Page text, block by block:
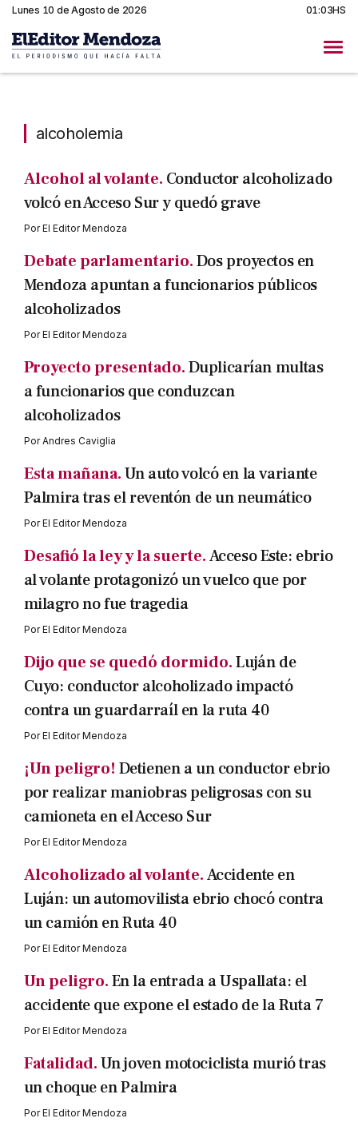
Lunes 10 de Agosto de 2026 01:03HS
alcoholemia
Alcohol al volante. Conductor alcoholizado
volcó en Acceso Sur y quedó grave
PorEl Editor Mendoza
Debate parlamentario.Dos proyectos en
Mendoza apuntan a funcionarios públicos
alcoholizados
PorEl Editor Mendoza
Proyecto presentado.Duplicarían multas
a funcionarios que conduzcan
alcoholizados
PorAndres Caviglia
Esta mañana.Un auto volcó en la variante
Palmira tras el reventón de un neumático
PorEl Editor Mendoza
Desafió la ley y la suerte.Acceso Este: ebrio
al volante protagonizó un vuelco que por
milagro no fue tragedia
PorEl Editor Mendoza
Dijo que se quedó dormido.Luján de
Cuyo: conductor alcoholizado impactó
contra un guardarraíl en la ruta 40
PorEl Editor Mendoza
¡Un peligro! Detienen a un conductor ebrio
por realizar maniobras peligrosas con su
camioneta en el Acceso Sur
PorEl Editor Mendoza
Alcoholizado al volante.Accidente en
Luján: un automovilista ebrio chocó contra
un camión en Ruta 40
PorEl Editor Mendoza
Un peligro.En la entrada a Uspallata: el
accidente que expone el estado de la Ruta 7
PorEl Editor Mendoza
Fatalidad.Un joven motociclista murió tras
un choque en Palmira
PorEl Editor Mendoza